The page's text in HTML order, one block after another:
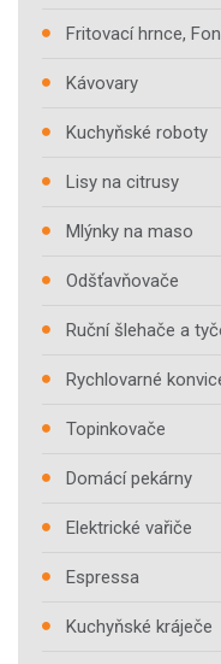
Fritovací hrnce,
Kávovary
Kuchyňské roboty
Lisy na citrusy
Mlýnky na maso
Odšťavňovače
Ruční šlehače a
Rychlovarné
Topinkovače
Domácí pekárny
Elektrické vařiče
Espressa
Kuchyňské kráječe